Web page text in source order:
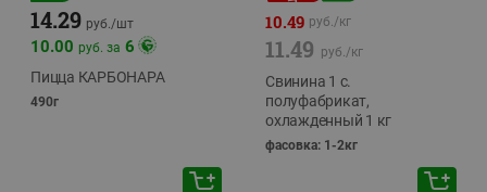
14.29 руб./шт
10.00 руб. за 6
Пицца КАРБОНАРА
490г
10.49 руб./кг
11.49 руб./кг
Свинина 1 с.
полуфабрикат,
охлажденный 1 кг
фасовка: 1-2кг